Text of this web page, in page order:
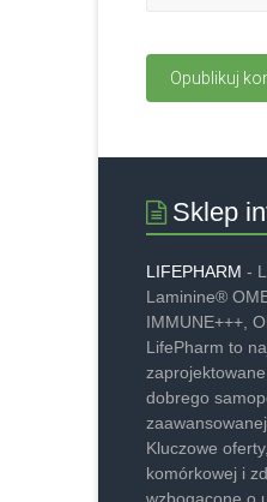
Sklep
LIFEPHARM -
Laminine®
IMMUNE+++,
LifePharm to
dobrego
Kluczowe
komórkowej i